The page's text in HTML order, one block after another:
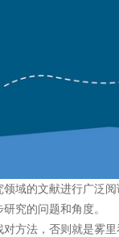
域的文献进行广泛
究的问题和角度。
方法，否则就是雾